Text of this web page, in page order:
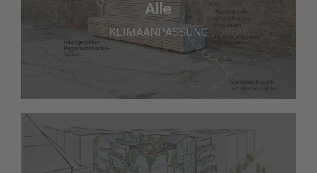
Alle
KLIMAANPASSUNG